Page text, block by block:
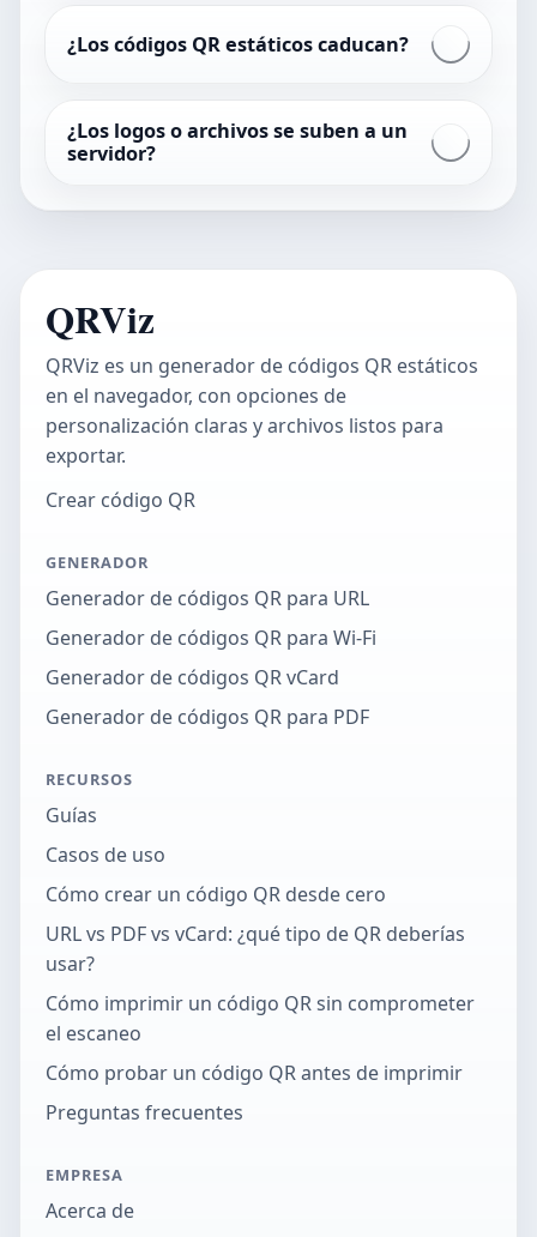
¿Los códigos QR estáticos caducan?
¿Los logos o archivos se suben a un
servidor?
QRViz
QRViz es un generador de códigos QR estáticos
en el navegador, con opciones de
personalización claras y archivos listos para
exportar.
Crear código QR
GENERADOR
Generador de códigos QR para URL
Generador de códigos QR para Wi-Fi
Generador de códigos QR vCard
Generador de códigos QR para PDF
RECURSOS
Guías
Casos de uso
Cómo crear un código QR desde cero
URL vs PDF vs vCard: ¿qué tipo de QR deberías
usar?
Cómo imprimir un código QR sin comprometer
el escaneo
Cómo probar un código QR antes de imprimir
Preguntas frecuentes
EMPRESA
Acerca de